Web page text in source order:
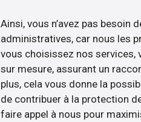
Ainsi, vous n’avez pas besoin
administratives, car nous les
vous choisissez nos services,
sur mesure, assurant un
plus, cela vous donne la
de contribuer à la protection
faire appel à nous pour